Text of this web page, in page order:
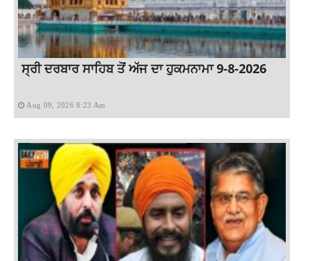
ਸ੍ਰੀ ਦਰਬਾਰ ਸਾਹਿਬ ਤੋਂ ਅੱਜ ਦਾ ਹੁਕਮਨਾਮਾ 9-8-2026
Aug 09, 2026 8:23 Am